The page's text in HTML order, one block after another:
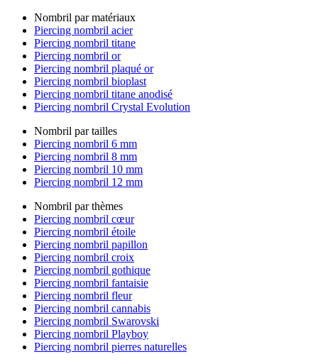
Nombril par matériaux
Piercing nombril acier
Piercing nombril titane
Piercing nombril or
Piercing nombril plaqué or
Piercing nombril bioplast
Piercing nombril titane anodisé
Piercing nombril Crystal Evolution
Nombril par tailles
Piercing nombril 6 mm
Piercing nombril 8 mm
Piercing nombril 10 mm
Piercing nombril 12 mm
Nombril par thèmes
Piercing nombril cœur
Piercing nombril étoile
Piercing nombril papillon
Piercing nombril croix
Piercing nombril gothique
Piercing nombril fantaisie
Piercing nombril fleur
Piercing nombril cannabis
Piercing nombril Swarovski
Piercing nombril Playboy
Piercing nombril pierres naturelles